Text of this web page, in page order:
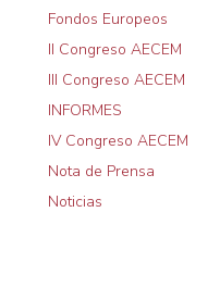
Fondos Europeos
II Congreso AECEM
III Congreso AECEM
INFORMES
IV Congreso AECEM
Nota de Prensa
Noticias